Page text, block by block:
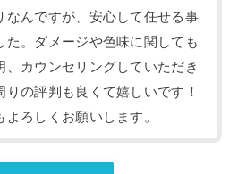
なんですが、安心して任せる事
た。ダメージや色味に関しても
、カウンセリングしていただき
りの評判も良くて嬉しいです！
よろしくお願いします。